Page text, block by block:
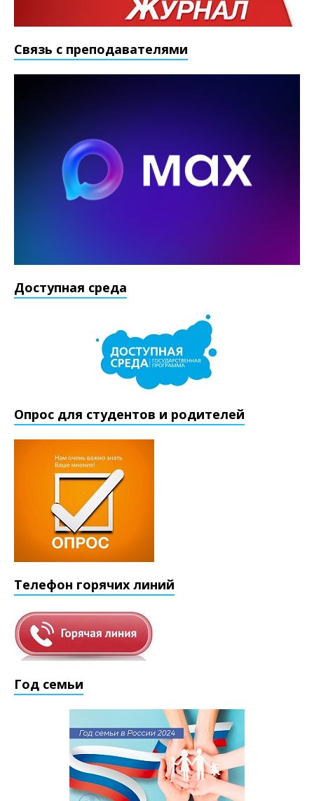
Связь с преподавателями
Доступная среда
Опрос для студентов и родителей
Телефон горячих линий
Год семьи